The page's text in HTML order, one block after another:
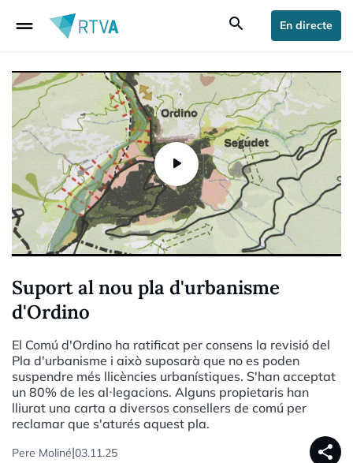
drag_handle search En directe
Suport al nou pla d'urbanisme
d'Ordino
El Comú d'Ordino ha ratificat per consens la revisió del
Pla d'urbanisme i això suposarà que no es poden
suspendre més llicències urbanístiques. S'han acceptat
un 80% de les al·legacions. Alguns propietaris han
lliurat una carta a diversos consellers de comú per
reclamar que s'aturés aquest pla.
Pere Moliné|03.11.25 share